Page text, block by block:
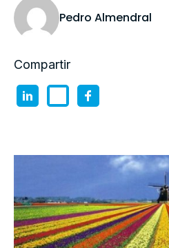
Pedro Almendral
Compartir